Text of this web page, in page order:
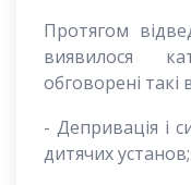
Протягом
виявилося
обговорені такі
- Депривація і
дитячих установ;